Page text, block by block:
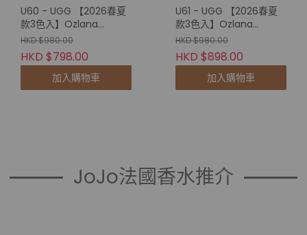
U60 - UGG 【2026春夏
款3色入】Ozlana
Harrington Panel Mule
Slipper (OZ7005)
HKD $980.00
HKD $798.00
加入購物車
U61 - UGG 【2026春夏
款3色入】Ozlana
Windor Detail Mule
Slipper (OZ7006)
HKD $980.00
HKD $898.00
加入購物車
JoJo法國香水推介